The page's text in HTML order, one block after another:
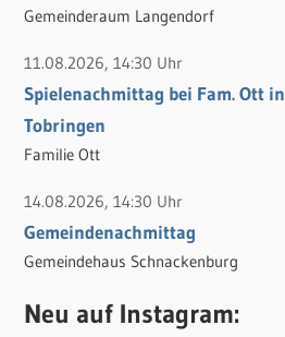
Gemeinderaum Langendorf
11.08.2026, 14:30 Uhr
Spielenachmittag bei Fam. Ott in
Tobringen
Familie Ott
14.08.2026, 14:30 Uhr
Gemeindenachmittag
Gemeindehaus Schnackenburg
Neu auf Instagram: